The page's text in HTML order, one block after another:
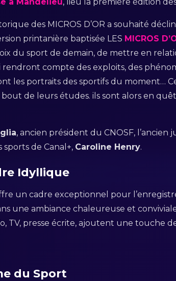
des MICROS D’OR a souhaité
printanière baptisée LES MICROS
du sport de demain, de mettre en
compte des exploits, des
les portraits des sportifs du moment…
de leurs études. ils sont alors en
, ancien président du CNOSF, l’ancien
de Canal+, Caroline Henry.
Idyllique
un cadre exceptionnel pour
une ambiance chaleureuse et
TV, presse écrite, ajoutent une touche
du Sport